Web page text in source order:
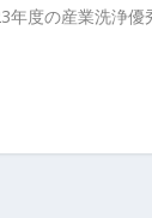
年度の産業洗浄優